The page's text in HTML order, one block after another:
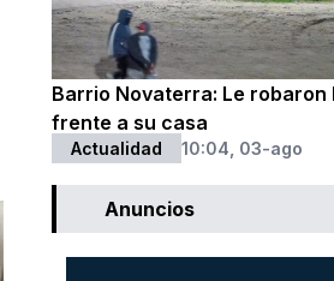
Barrio Novaterra: Le robaron
frente a su casa
Actualidad 10:04, 03-ago
Anuncios